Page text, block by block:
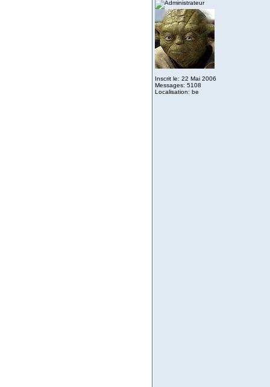
Inscrit le: 22 Mai 2006
Messages: 5108
Localisation: be